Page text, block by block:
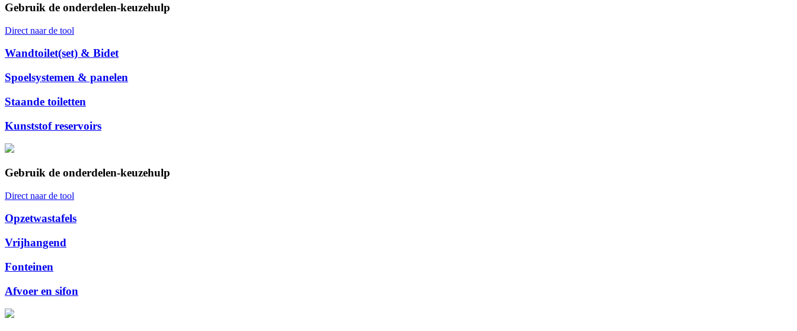
Gebruik de onderdelen-keuzehulp
Direct naar de tool
Wandtoilet(set) & Bidet
Spoelsystemen & panelen
Staande toiletten
Kunststof reservoirs
Gebruik de onderdelen-keuzehulp
Direct naar de tool
Opzetwastafels
Vrijhangend
Fonteinen
Afvoer en sifon